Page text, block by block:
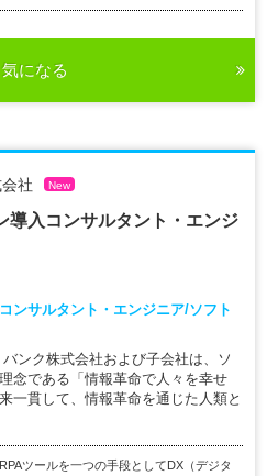
気になる
社 New
導入コンサルタント・エンジ
ンサルタント・エンジニア/ソフト
ンク株式会社および子会社は、ソ
念である「情報革命で人々を幸せ
一貫して、情報革命を通じた人類と
ツールを一つの手段としてDX（デジタ